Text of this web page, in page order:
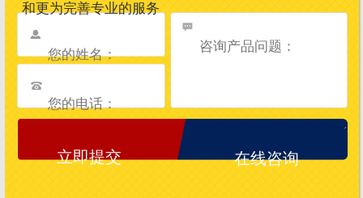
和更为完善专业的服务
在线咨询